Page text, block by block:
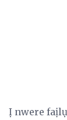
Ị nwere